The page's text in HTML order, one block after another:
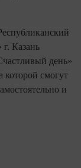
г. Казань
день»
которой смогут
и